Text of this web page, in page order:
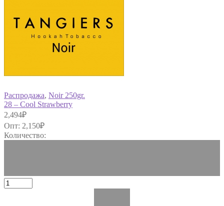
Распродажа, Noir 250gr.
28 – Cool Strawberry
2,494₽
Опт: 2,150₽
Количество: